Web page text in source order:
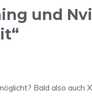
und
Bald also auch